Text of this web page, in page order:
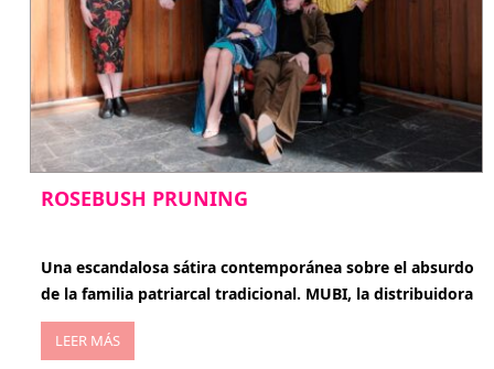
ROSEBUSH PRUNING
Una escandalosa sátira contemporánea sobre el absurdo
de la familia patriarcal tradicional. MUBI, la distribuidora
LEER MÁS